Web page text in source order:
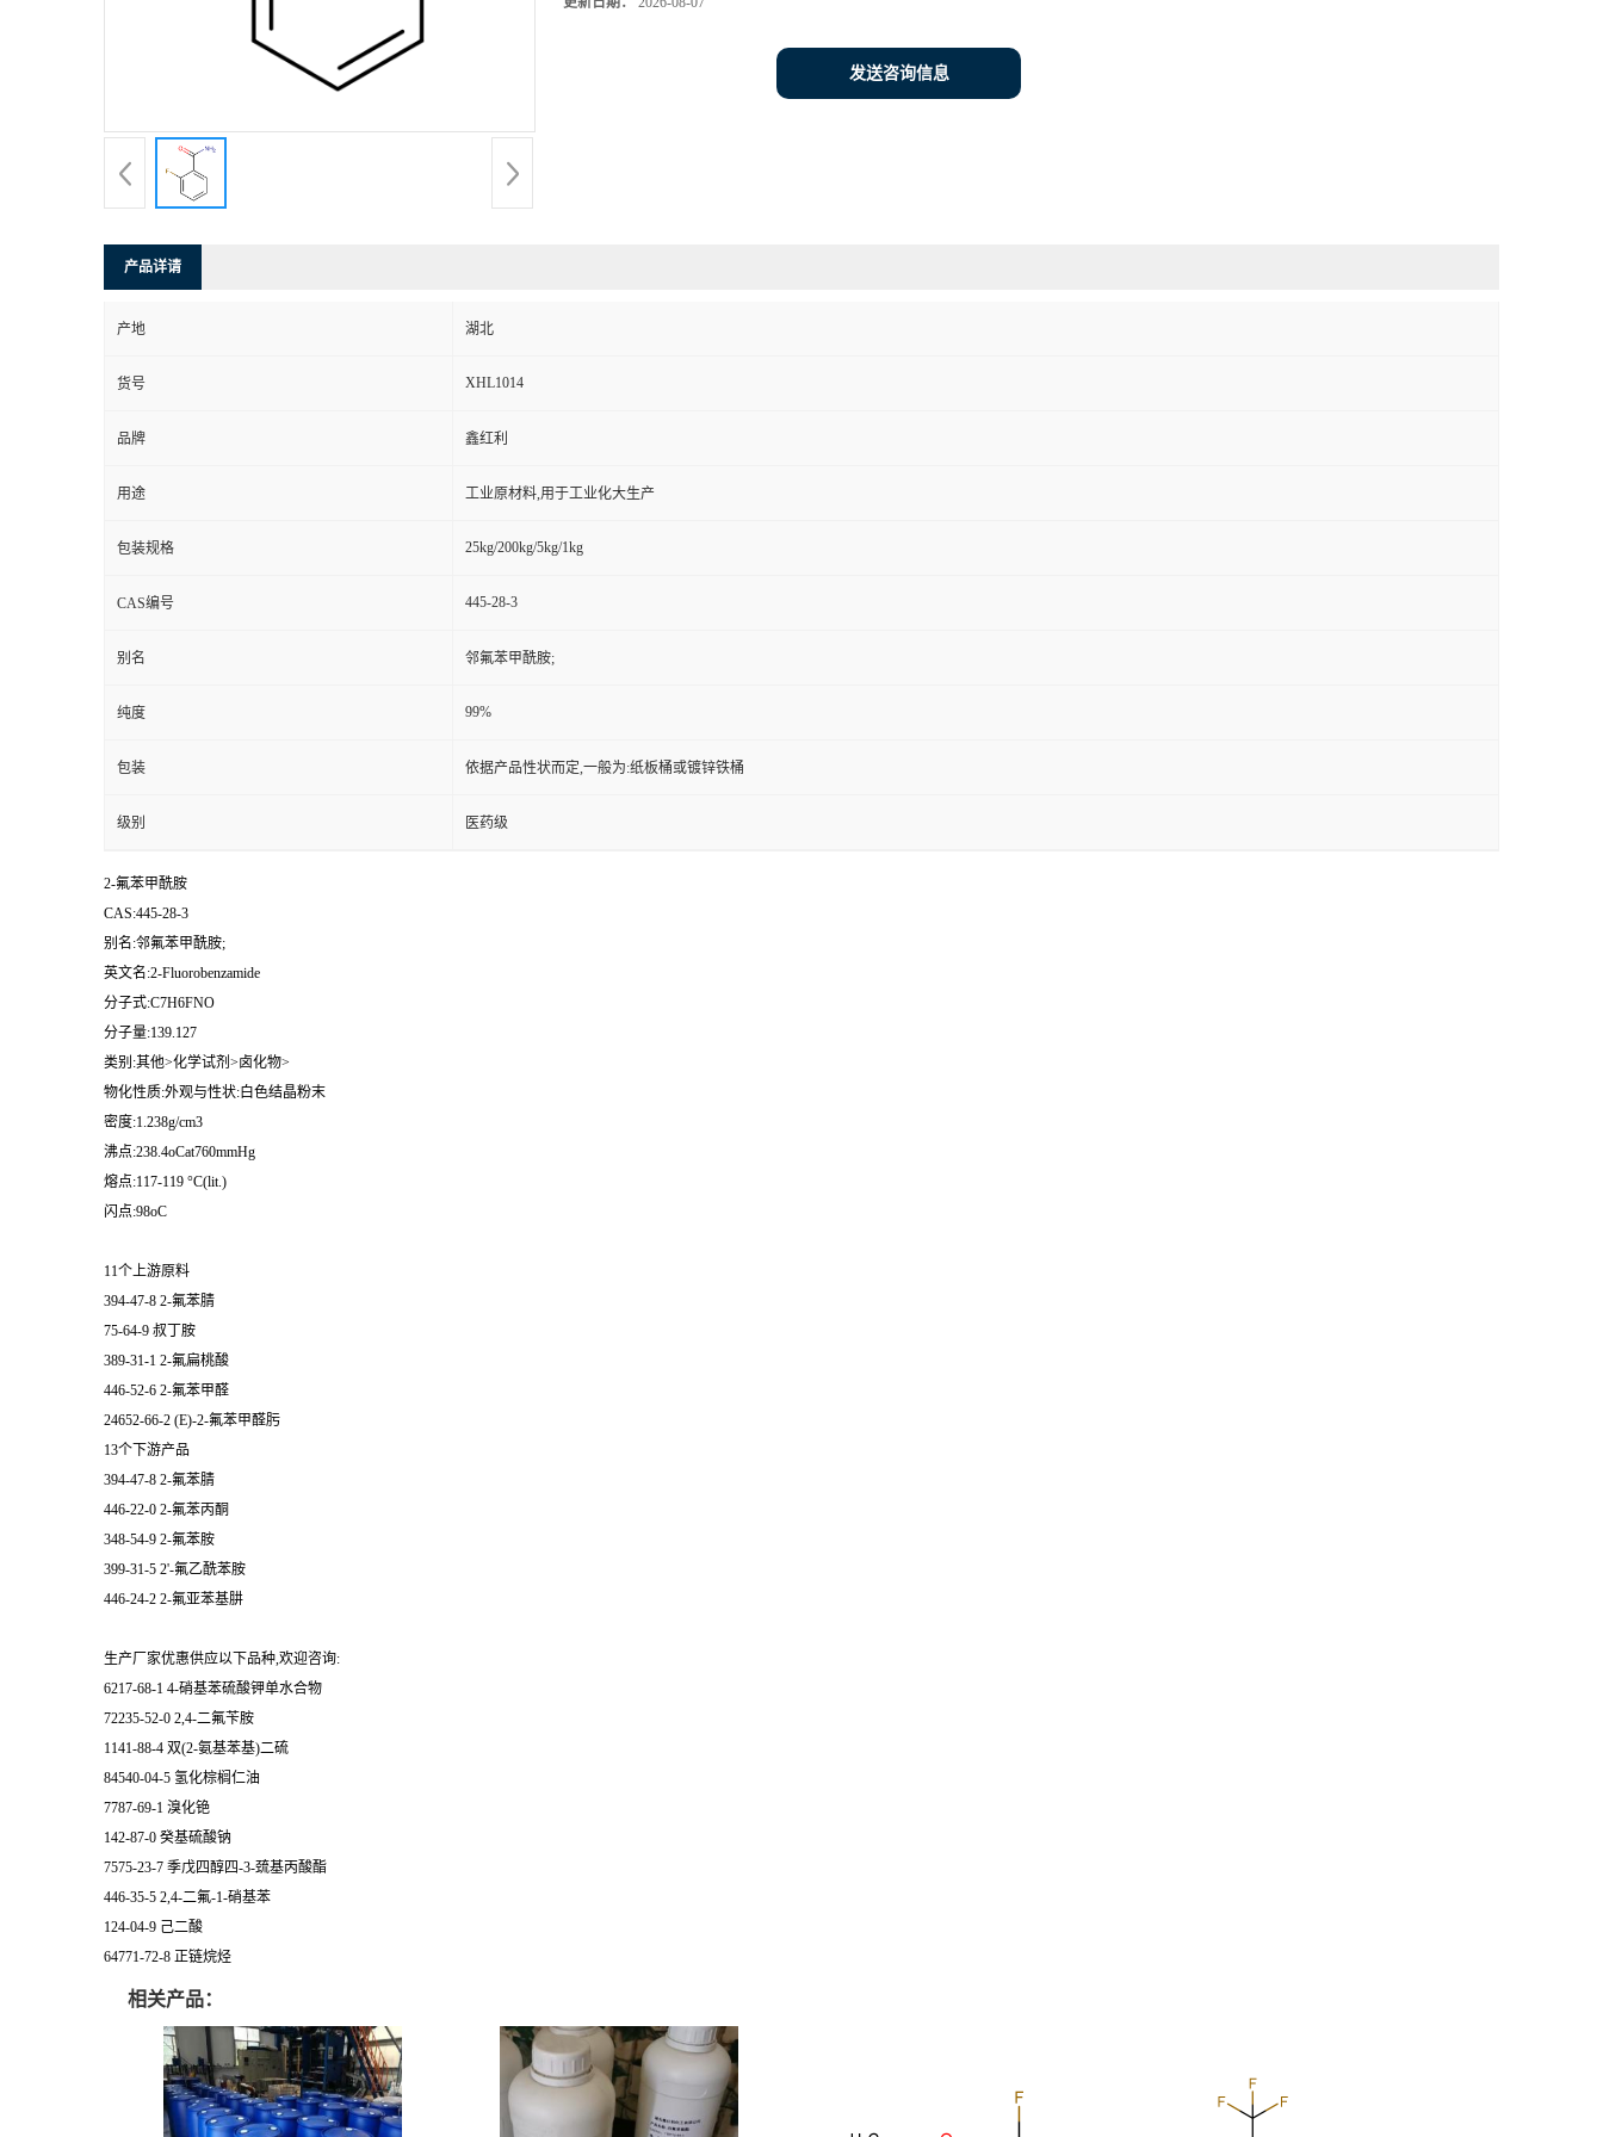
发送咨询信息
产品详请
产地 湖北
货号 XHL1014
品牌 鑫红利
用途 工业原材料,用于工业化大生产
包装规格 25kg/200kg/5kg/1kg
CAS编号 445-28-3
别名 邻氟苯甲酰胺;
纯度 99%
包装 依据产品性状而定,一般为:纸板桶或镀锌铁桶
级别 医药级
2-氟苯甲酰胺
CAS:445-28-3
别名:邻氟苯甲酰胺;
英文名:2-Fluorobenzamide
分子式:C7H6FNO
分子量:139.127
类别:其他>化学试剂>卤化物>
物化性质:外观与性状:白色结晶粉末
密度:1.238g/cm3
沸点:238.4oCat760mmHg
熔点:117-119 °C(lit.)
闪点:98oC
11个上游原料
394-47-8 2-氟苯腈
75-64-9 叔丁胺
389-31-1 2-氟扁桃酸
446-52-6 2-氟苯甲醛
24652-66-2 (E)-2-氟苯甲醛肟
13个下游产品
394-47-8 2-氟苯腈
446-22-0 2-氟苯丙酮
348-54-9 2-氟苯胺
399-31-5 2'-氟乙酰苯胺
446-24-2 2-氟亚苯基肼
生产厂家优惠供应以下品种,欢迎咨询:
6217-68-1 4-硝基苯硫酸钾单水合物
72235-52-0 2,4-二氟苄胺
1141-88-4 双(2-氨基苯基)二硫
84540-04-5 氢化棕榈仁油
7787-69-1 溴化铯
142-87-0 癸基硫酸钠
7575-23-7 季戊四醇四-3-巯基丙酸酯
446-35-5 2,4-二氟-1-硝基苯
124-04-9 己二酸
64771-72-8 正链烷烃
相关产品：